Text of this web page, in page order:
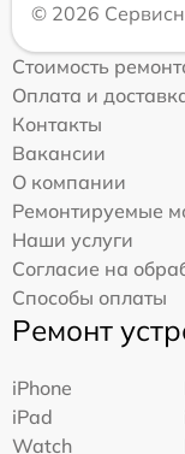
© 2026
Стоимость
Оплата и
Контакты
Вакансии
О компании
Ремонтируемые
Наши услуги
Согласие на
Способы оплаты
Ремонт
iPhone
iPad
Watch